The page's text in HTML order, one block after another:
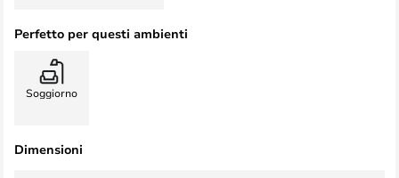
Perfetto per questi ambienti
Soggiorno
Dimensioni